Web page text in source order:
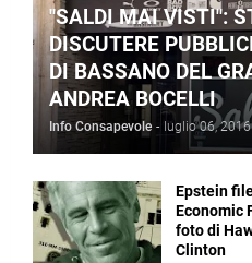
"SALDI MAI VISTI":
DISCUTERE
DI BASSANO DEL
ANDREA BOCELLI
Info Consapevole - luglio 06, 2016
Epstein
Economic
foto di
Clinton